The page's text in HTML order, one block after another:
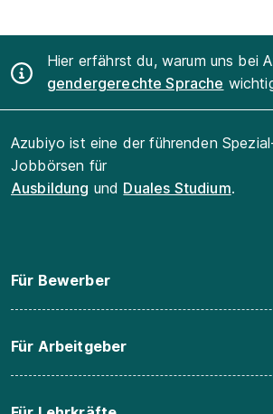
Hier erfährst du, warum uns bei
gendergerechte Sprache
Azubiyo ist eine der führenden
Jobbörsen für
Ausbildung und Duales Studium.
Für Bewerber
Für Arbeitgeber